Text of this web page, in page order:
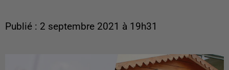
Publié : 2 septembre 2021 à 19h31